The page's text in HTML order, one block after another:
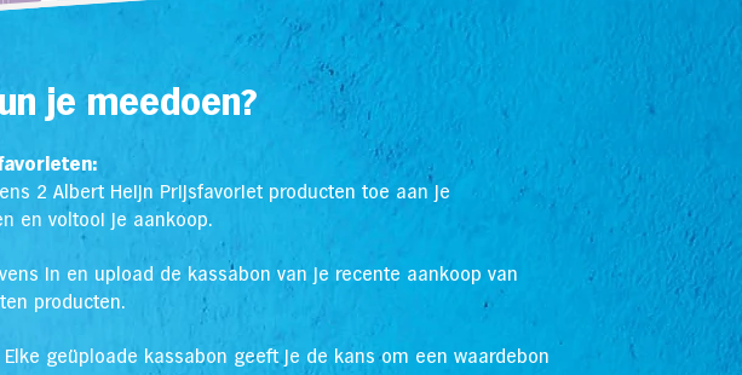
je meedoen?
2 Albert Heijn Prijsfavoriet producten toe aan je
en voltooi je aankoop.
in en upload de kassabon van je recente aankoop van
producten.
Elke geüploade kassabon geeft je de kans om een waardebon